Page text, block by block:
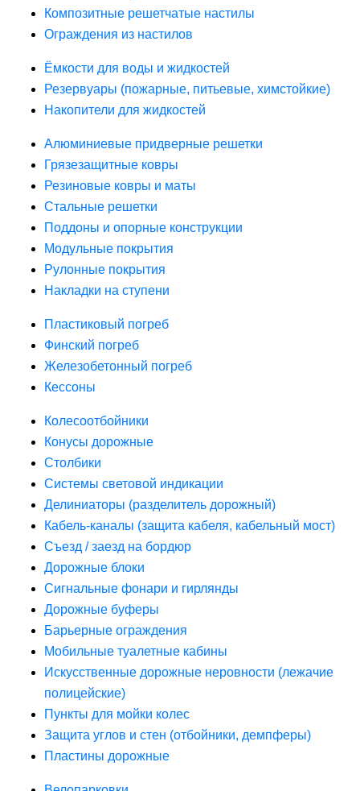
Композитные решетчатые настилы
Ограждения из настилов
Ёмкости для воды и жидкостей
Резервуары (пожарные, питьевые, химстойкие)
Накопители для жидкостей
Алюминиевые придверные решетки
Грязезащитные ковры
Резиновые ковры и маты
Стальные решетки
Поддоны и опорные конструкции
Модульные покрытия
Рулонные покрытия
Накладки на ступени
Пластиковый погреб
Финский погреб
Железобетонный погреб
Кессоны
Колесоотбойники
Конусы дорожные
Столбики
Системы световой индикации
Делиниаторы (разделитель дорожный)
Кабель-каналы (защита кабеля, кабельный мост)
Съезд / заезд на бордюр
Дорожные блоки
Сигнальные фонари и гирлянды
Дорожные буферы
Барьерные ограждения
Мобильные туалетные кабины
Искусственные дорожные неровности (лежачие
полицейские)
Пункты для мойки колес
Защита углов и стен (отбойники, демпферы)
Пластины дорожные